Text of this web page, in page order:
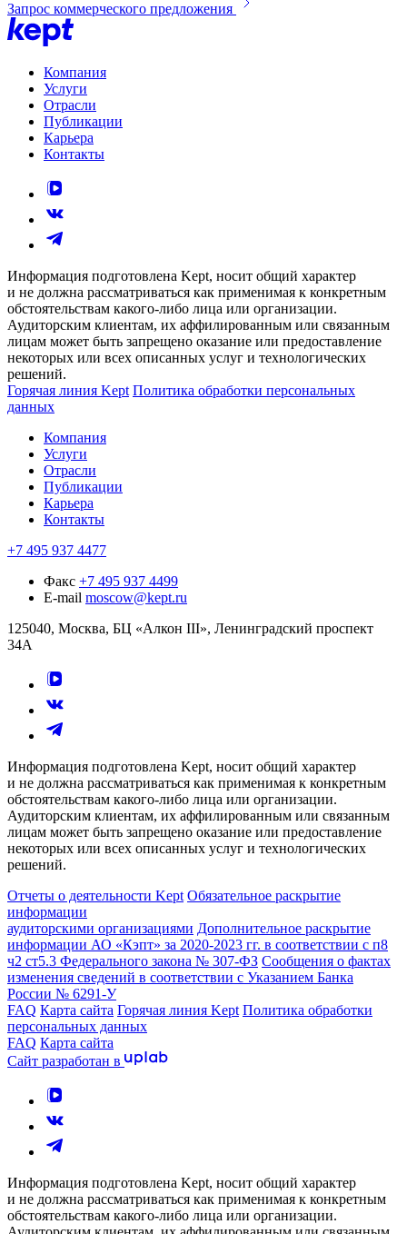
Запрос коммерческого предложения
Компания
Услуги
Отрасли
Публикации
Карьера
Контакты
Информация подготовлена Kept, носит общий характер
и не должна рассматриваться как применимая к конкретным
обстоятельствам какого-либо лица или организации.
Аудиторским клиентам, их аффилированным или связанным
лицам может быть запрещено оказание или предоставление
некоторых или всех описанных услуг и технологических
решений.
Горячая линия Kept Политика обработки персональных
данных
Компания
Услуги
Отрасли
Публикации
Карьера
Контакты
+7 495 937 4477
Факс +7 495 937 4499
E-mail moscow@kept.ru
125040, Москва, БЦ «Алкон III», Ленинградский проспект
34А
Информация подготовлена Kept, носит общий характер
и не должна рассматриваться как применимая к конкретным
обстоятельствам какого-либо лица или организации.
Аудиторским клиентам, их аффилированным или связанным
лицам может быть запрещено оказание или предоставление
некоторых или всех описанных услуг и технологических
решений.
Отчеты о деятельности Kept Обязательное раскрытие
информации
аудиторскими организациями Дополнительное раскрытие
информации АО «Кэпт» за 2020-2023 гг. в соответствии с п8
ч2 ст5.3 Федерального закона № 307-ФЗ Сообщения о фактах
изменения сведений в соответствии с Указанием Банка
России № 6291-У
FAQ Карта сайта Горячая линия Kept Политика обработки
персональных данных
FAQ Карта сайта
Сайт разработан в
Информация подготовлена Kept, носит общий характер
и не должна рассматриваться как применимая к конкретным
обстоятельствам какого-либо лица или организации.